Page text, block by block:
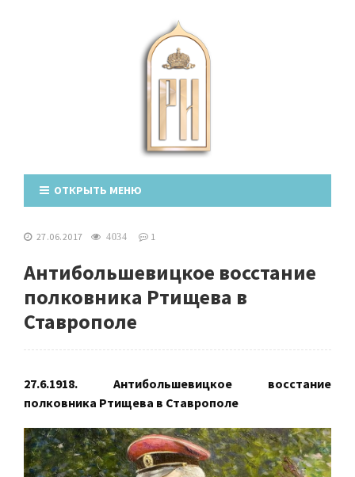
ОТКРЫТЬ МЕНЮ
27.06.2017 4034 1
Антибольшевицкое восстание
полковника Ртищева в
Ставрополе
27.6.1918. Антибольшевицкое восстание
полковника Ртищева в Ставрополе